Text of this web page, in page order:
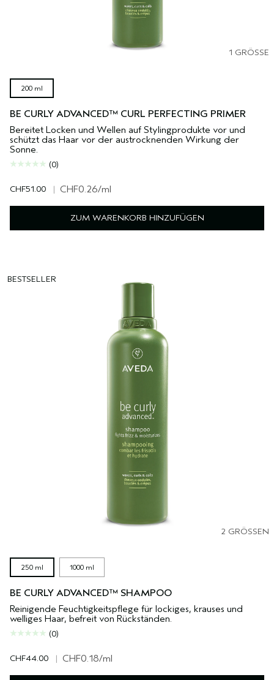
1 GRÖSSE
200 ml
BE CURLY ADVANCED™ CURL PERFECTING PRIMER
Bereitet Locken und Wellen auf Stylingprodukte vor und
schützt das Haar vor der austrocknenden Wirkung der
Sonne.
(0)
CHF51.00 | CHF0.26/ml
ZUM WARENKORB HINZUFÜGEN
BESTSELLER
2 GRÖSSEN
250 ml 1000 ml
BE CURLY ADVANCED™ SHAMPOO
Reinigende Feuchtigkeitspflege für lockiges, krauses und
welliges Haar, befreit von Rückständen.
(0)
CHF44.00 | CHF0.18/ml